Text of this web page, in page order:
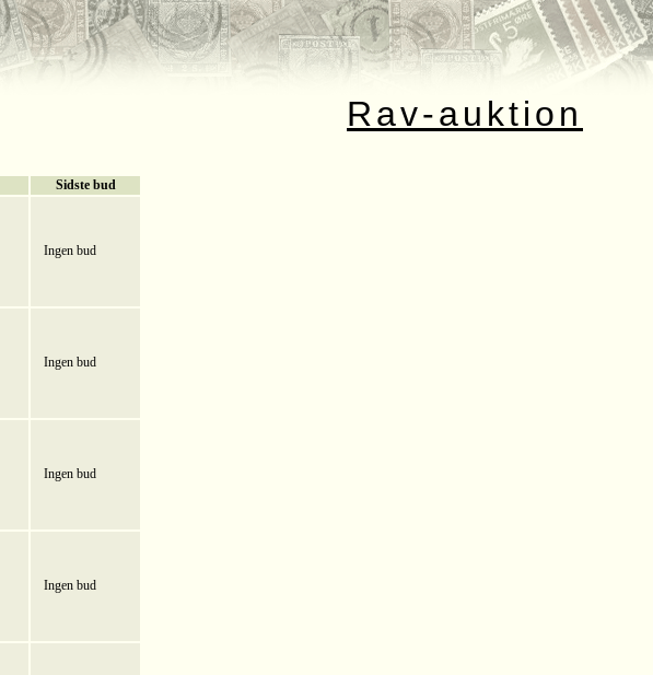
Rav-auktion
Sidste bud
Ingen bud
Ingen bud
Ingen bud
Ingen bud